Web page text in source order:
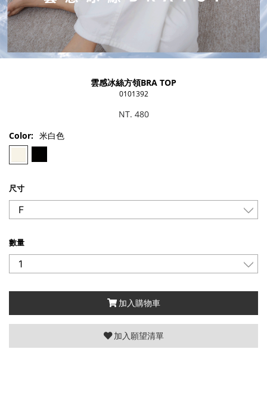
雲感冰絲方領BRA TOP
0101392
NT. 480
Color: 米白色
尺寸
數量
加入購物車
加入願望清單